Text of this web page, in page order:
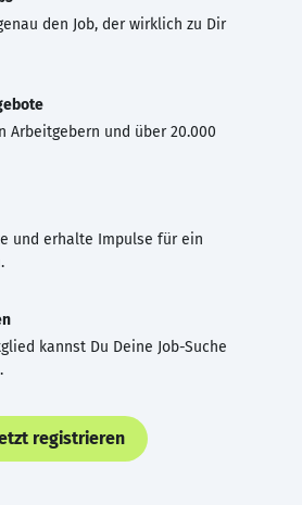
den Job, der wirklich zu Dir
Arbeitgebern und über 20.000
und erhalte Impulse für ein
kannst Du Deine Job-Suche
registrieren